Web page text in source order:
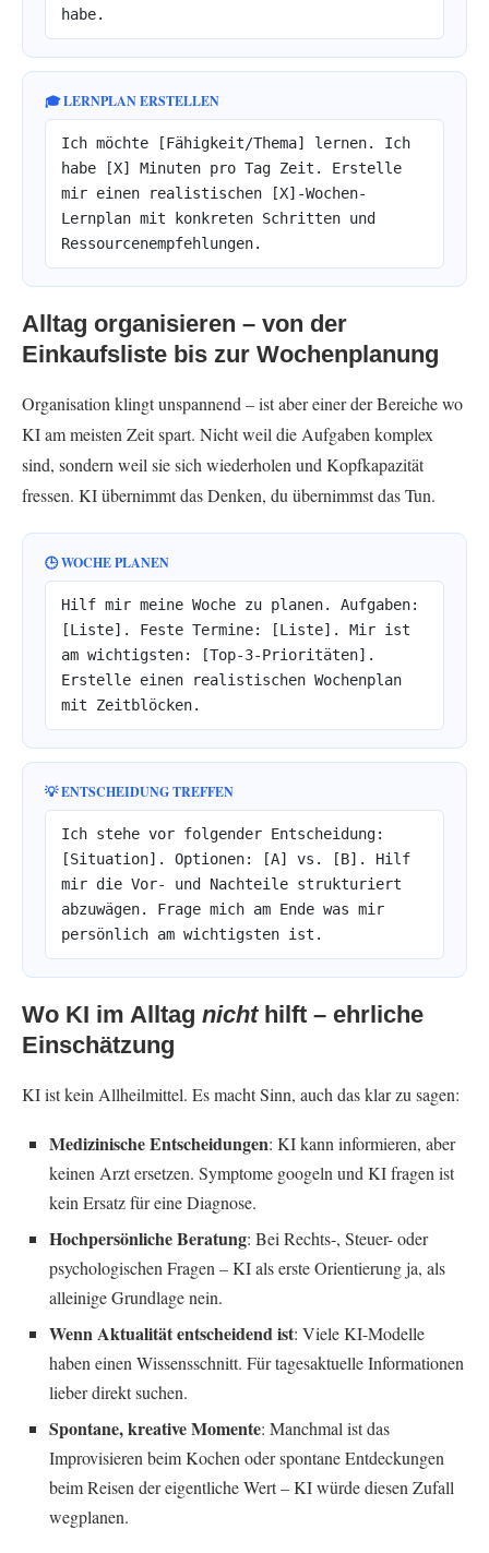
habe.
🎓 LERNPLAN ERSTELLEN
Ich möchte [Fähigkeit/Thema] lernen. Ich
habe [X] Minuten pro Tag Zeit. Erstelle
mir einen realistischen [X]-Wochen-
Lernplan mit konkreten Schritten und
Ressourcenempfehlungen.
Alltag organisieren – von der
Einkaufsliste bis zur Wochenplanung
Organisation klingt unspannend – ist aber einer der Bereiche wo
KI am meisten Zeit spart. Nicht weil die Aufgaben komplex
sind, sondern weil sie sich wiederholen und Kopfkapazität
fressen. KI übernimmt das Denken, du übernimmst das Tun.
🕒 WOCHE PLANEN
Hilf mir meine Woche zu planen. Aufgaben:
[Liste]. Feste Termine: [Liste]. Mir ist
am wichtigsten: [Top-3-Prioritäten].
Erstelle einen realistischen Wochenplan
mit Zeitblöcken.
💡 ENTSCHEIDUNG TREFFEN
Ich stehe vor folgender Entscheidung:
[Situation]. Optionen: [A] vs. [B]. Hilf
mir die Vor- und Nachteile strukturiert
abzuwägen. Frage mich am Ende was mir
persönlich am wichtigsten ist.
Wo KI im Alltag nichthilft – ehrliche
Einschätzung
KI ist kein Allheilmittel. Es macht Sinn, auch das klar zu sagen:
Medizinische Entscheidungen: KI kann informieren, aber
keinen Arzt ersetzen. Symptome googeln und KI fragen ist
kein Ersatz für eine Diagnose.
Hochpersönliche Beratung: Bei Rechts-, Steuer- oder
psychologischen Fragen – KI als erste Orientierung ja, als
alleinige Grundlage nein.
Wenn Aktualität entscheidend ist: Viele KI-Modelle
haben einen Wissensschnitt. Für tagesaktuelle Informationen
lieber direkt suchen.
Spontane, kreative Momente: Manchmal ist das
Improvisieren beim Kochen oder spontane Entdeckungen
beim Reisen der eigentliche Wert – KI würde diesen Zufall
wegplanen.